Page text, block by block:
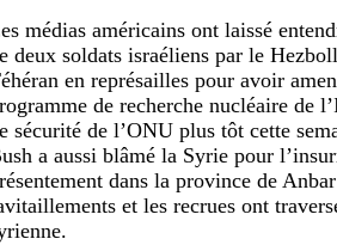
médias américains ont laissé
deux soldats israéliens par le
en représailles pour avoir
de recherche nucléaire de
sécurité de l’ONU plus tôt cette
a aussi blâmé la Syrie pour
dans la province de
et les recrues ont